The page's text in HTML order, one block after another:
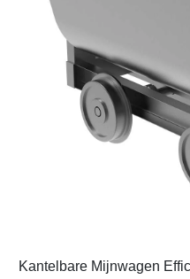
Kantelbare Mijnwagen